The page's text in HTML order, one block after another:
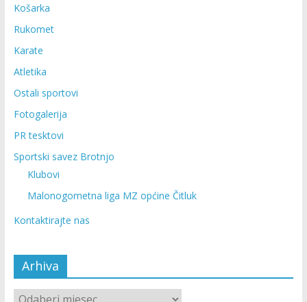
Košarka
Rukomet
Karate
Atletika
Ostali sportovi
Fotogalerija
PR tesktovi
Sportski savez Brotnjo
Klubovi
Malonogometna liga MZ općine Čitluk
Kontaktirajte nas
Arhiva